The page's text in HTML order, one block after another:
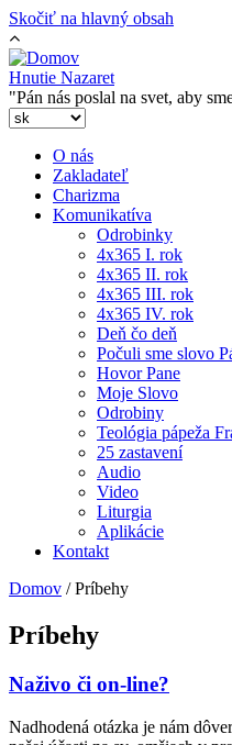
Skočiť na hlavný obsah
Hnutie Nazaret
"Pán nás poslal na svet, aby
O nás
Zakladateľ
Charizma
Komunikatíva
Odrobinky
4x365 I. rok
4x365 II. rok
4x365 III. rok
4x365 IV. rok
Deň čo deň
Počuli sme slovo
Hovor Pane
Moje Slovo
Odrobiny
Teológia pápeža
25 zastavení
Audio
Video
Liturgia
Aplikácie
Kontakt
Domov /Príbehy
Príbehy
Naživo či on-line?
Nadhodená otázka je nám